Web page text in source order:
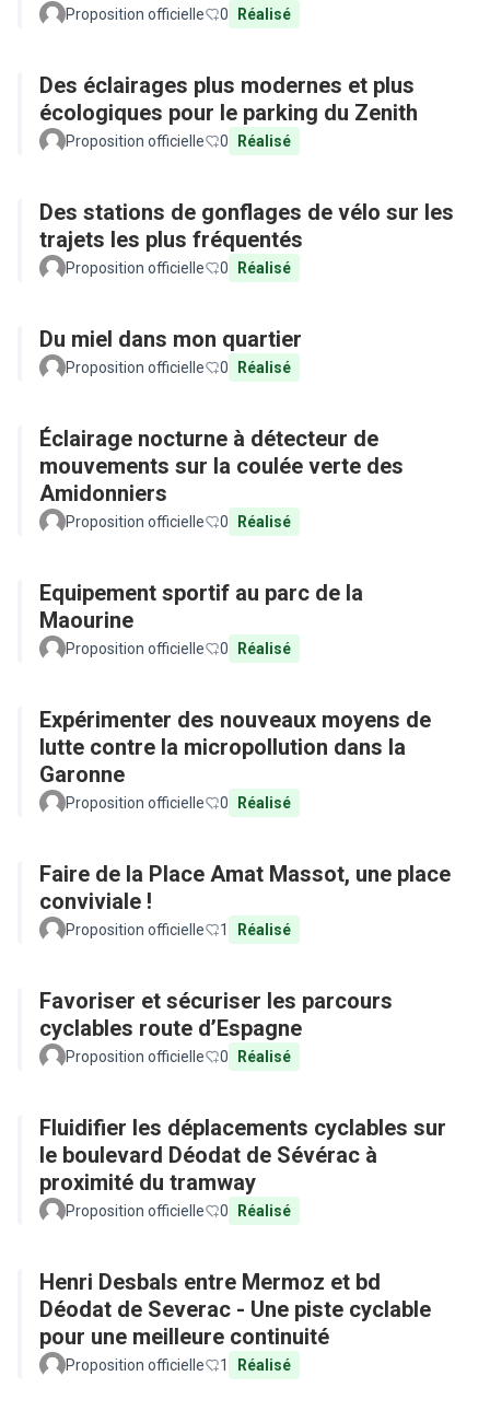
Proposition officielle 0 Réalisé
Des éclairages plus modernes et plus
écologiques pour le parking du Zenith
Proposition officielle 0 Réalisé
Des stations de gonflages de vélo sur les
trajets les plus fréquentés
Proposition officielle 0 Réalisé
Du miel dans mon quartier
Proposition officielle 0 Réalisé
Éclairage nocturne à détecteur de
mouvements sur la coulée verte des
Amidonniers
Proposition officielle 0 Réalisé
Equipement sportif au parc de la
Maourine
Proposition officielle 0 Réalisé
Expérimenter des nouveaux moyens de
lutte contre la micropollution dans la
Garonne
Proposition officielle 0 Réalisé
Faire de la Place Amat Massot, une place
conviviale !
Proposition officielle 1 Réalisé
Favoriser et sécuriser les parcours
cyclables route d’Espagne
Proposition officielle 0 Réalisé
Fluidifier les déplacements cyclables sur
le boulevard Déodat de Sévérac à
proximité du tramway
Proposition officielle 0 Réalisé
Henri Desbals entre Mermoz et bd
Déodat de Severac - Une piste cyclable
pour une meilleure continuité
Proposition officielle 1 Réalisé